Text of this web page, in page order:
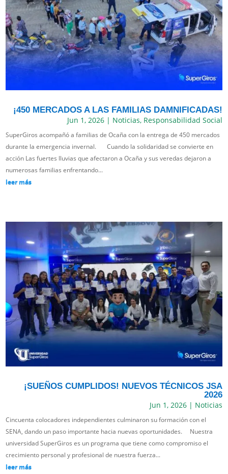
¡450 MERCADOS A LAS FAMILIAS DAMNIFICADAS!
Jun 1, 2026| Noticias, Responsabilidad Social
SuperGiros acompañó a familias de Ocaña con la entrega de 450 mercados
durante la emergencia invernal. Cuando la solidaridad se convierte en
acción Las fuertes lluvias que afectaron a Ocaña y sus veredas dejaron a
numerosas familias enfrentando...
leer más
¡SUEÑOS CUMPLIDOS! NUEVOS TÉCNICOS JSA
2026
Jun 1, 2026| Noticias
Cincuenta colocadores independientes culminaron su formación con el
SENA, dando un paso importante hacia nuevas oportunidades. Nuestra
universidad SuperGiros es un programa que tiene como compromiso el
crecimiento personal y profesional de nuestra fuerza...
leer más